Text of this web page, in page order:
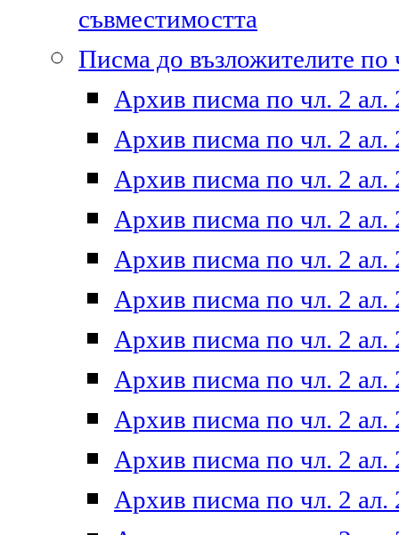
съвместимостта
Писма до възложителите по
Архив писма по чл. 2 ал.
Архив писма по чл. 2 ал.
Архив писма по чл. 2 ал.
Архив писма по чл. 2 ал.
Архив писма по чл. 2 ал.
Архив писма по чл. 2 ал.
Архив писма по чл. 2 ал.
Архив писма по чл. 2 ал.
Архив писма по чл. 2 ал.
Архив писма по чл. 2 ал.
Архив писма по чл. 2 ал.